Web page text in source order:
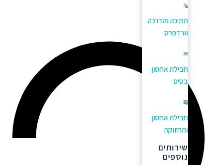
תמיכה והדרכה
וורדפרס
חבילת אחסון
בסיס
חבילת אחסון
ותחזוקה
שירותים
נוספים